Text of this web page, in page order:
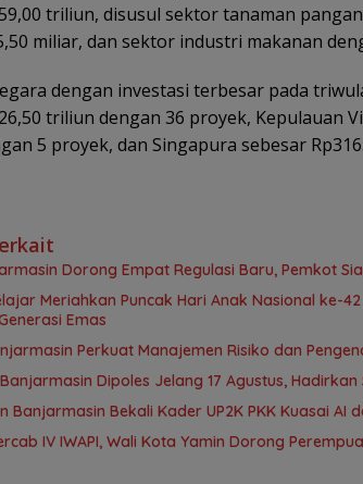
triliun, disusul sektor tanaman
miliar, dan sektor industri makanan
dengan investasi terbesar pada
triliun dengan 36 proyek, Kepulauan
5 proyek, dan Singapura sebesar
Dorong Empat Regulasi Baru, Pemkot
Meriahkan Puncak Hari Anak Nasional ke-
Emas
Perkuat Manajemen Risiko dan
Dipoles Jelang 17 Agustus,
Banjarmasin Bekali Kader UP2K PKK Kuasai AI
IV IWAPI, Wali Kota Yamin Dorong